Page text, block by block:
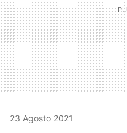
23 Agosto 2021